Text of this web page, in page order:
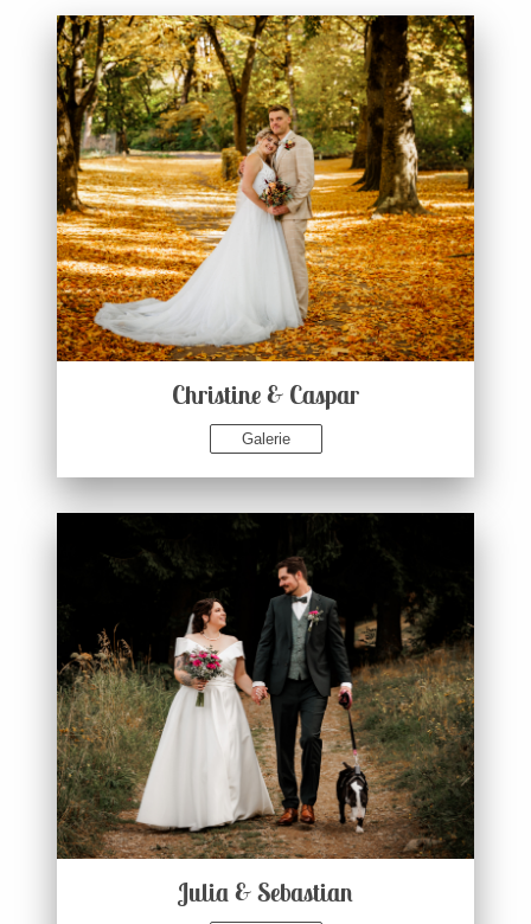
Christine & Caspar
Galerie
Julia & Sebastian